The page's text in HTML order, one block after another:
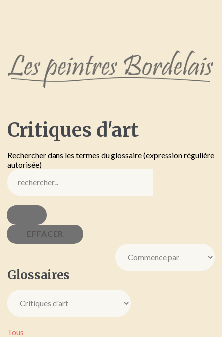
Critiques d'art
Rechercher dans les termes du glossaire (expression régulière
autorisée)
Glossaires
Tous